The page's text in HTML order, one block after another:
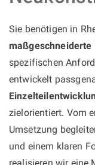
Sie benötigen in
maßgeschneiderte
spezifischen
entwickelt
zielorientiert. Vom
Umsetzung
und einem klaren